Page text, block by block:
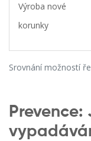
Srovnání možností
Výroba nové
korunky